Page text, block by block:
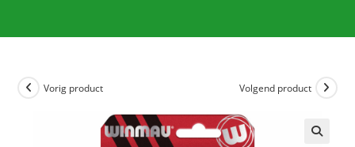
Vorig product Volgend product